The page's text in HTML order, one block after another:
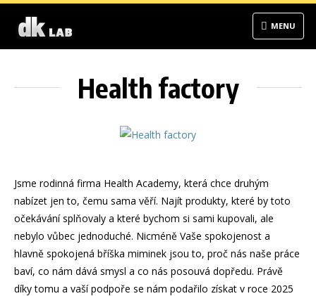
MENU
Health factory
Jsme rodinná firma Health Academy, která chce druhým
nabízet jen to, čemu sama věří. Najít produkty, které by toto
očekávání splňovaly a které bychom si sami kupovali, ale
nebylo vůbec jednoduché. Nicméně Vaše spokojenost a
hlavně spokojená bříška miminek jsou to, proč nás naše práce
baví, co nám dává smysl a co nás posouvá dopředu. Právě
díky tomu a vaší podpoře se nám podařilo získat v roce 2025